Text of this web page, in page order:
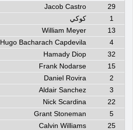
29
Jacob Castro
1
كوكي
13
William Meyer
4
Hugo Bacharach Capdevila
32
Hamady Diop
15
Frank Nodarse
2
Daniel Rovira
3
Aldair Sanchez
22
Nick Scardina
5
Grant Stoneman
25
Calvin Williams